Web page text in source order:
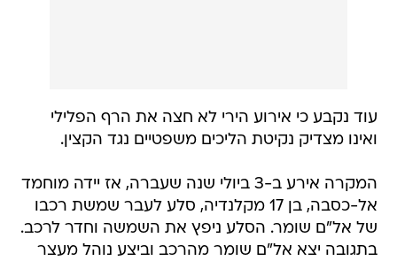
עוד נקבע כי אירוע הירי לא חצה את הרף הפלילי
ואינו מצדיק נקיטת הליכים משפטיים נגד הקצין.
המקרה אירע ב-3 ביולי שנה שעברה, אז יידה מוחמד
אל-כסבה, בן 17 מקלנדיה, סלע לעבר שמשת רכבו
של אל"ם שומר. הסלע ניפץ את השמשה וחדר לרכב.
בתגובה יצא אל"ם שומר מהרכב וביצע נוהל מעצר